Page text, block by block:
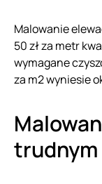
Malowanie
50 zł za metr
wymagane
za m2 wyniesie